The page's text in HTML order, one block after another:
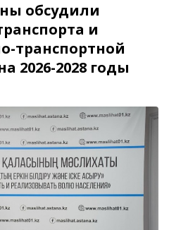
обсудили
и
транспортной
2026-2028 годы